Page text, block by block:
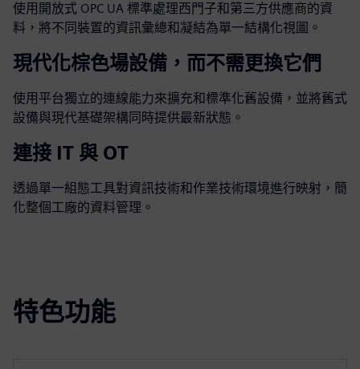
使用開放式 OPC UA 標準處理西門子和第三方供應商的資
料，將不同裝置的資訊彙總和凝結為單一結構化視圖。
現代化棕色場設備，而不需更換它們
使用平台獨立的連線能力來擴充和標準化舊設備，並將舊式
設備與現代基礎架構同時提供最新狀態。
連接 IT 與 OT
透過單一組態工具對資訊技術和作業技術環境進行映射，簡
化整個工廠的資料管理。
特色功能